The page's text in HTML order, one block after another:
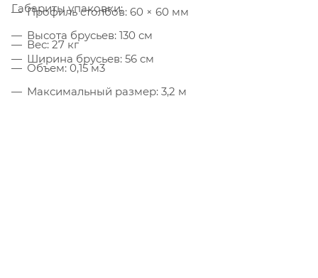
Профиль столбов: 60 × 60 мм
Высота брусьев: 130 см
Ширина брусьев: 56 см
Габариты упаковки:
Вес: 27 кг
Объем: 0,15 м3
Максимальный размер: 3,2 м